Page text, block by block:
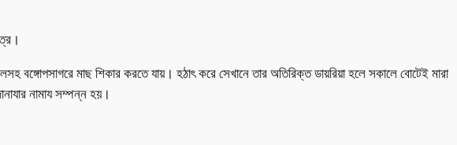
বঙ্গোপসাগরে মাছ শিকার করতে যায়। হঠাৎ করে সেখানে তার অতিরিক্ত ডায়রিয়া হলে সকালে বোটেই মারা
নামায সম্পন্ন হয়।